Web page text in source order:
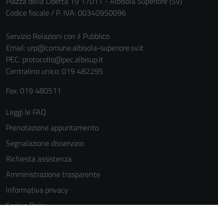
Codice fiscale / P. IVA: 00340950096
Servizio Relazioni con il Pubblico
Email: urp@comune.albisola-superiore.sv.it
PEC: protocollo@pec.albisup.it
Centralino unico: 019 482295
Fax: 019 480511
Leggi le FAQ
Prenotazione appuntamento
Segnalazione disservizio
Richiesta assistenza
Amministrazione trasparente
Informativa privacy
Cookie Policy